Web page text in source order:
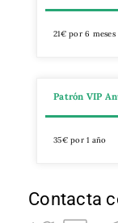
21€ por 6 meses
Patrón VIP
35€ por 1 año
Contacta